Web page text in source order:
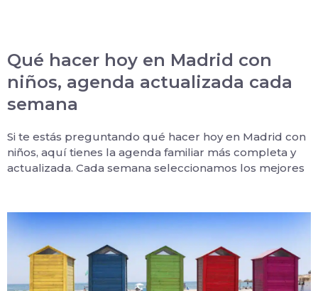
Qué hacer hoy en Madrid con
niños, agenda actualizada cada
semana
Si te estás preguntando qué hacer hoy en Madrid con
niños, aquí tienes la agenda familiar más completa y
actualizada. Cada semana seleccionamos los mejores